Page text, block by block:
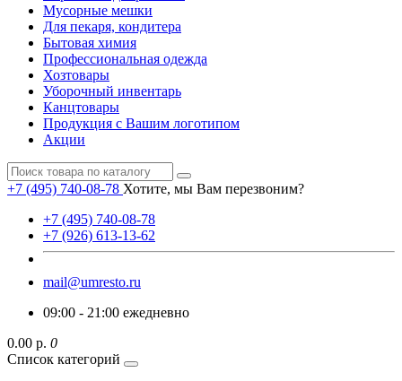
Мусорные мешки
Для пекаря, кондитера
Бытовая химия
Профессиональная одежда
Хозтовары
Уборочный инвентарь
Канцтовары
Продукция с Вашим логотипом
Акции
+7 (495) 740-08-78 Хотите, мы Вам перезвоним?
+7 (495) 740-08-78
+7 (926) 613-13-62
mail@umresto.ru
09:00 - 21:00 ежедневно
0.00 р. 0
Список категорий